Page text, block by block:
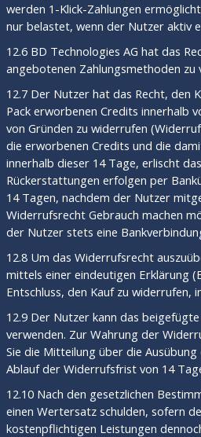
werden 1-Klick-Zahlungen
nur belastet, wenn der Nutzer aktiv
12.6 BD Technologies AG hat das
angebotenen Zahlungsmethoden zu
12.7 Der Nutzer hat das Recht, den
Pack erworbenen Credits innerhalb
von Gründen zu widerrufen
die erworbenen Credits und die
innerhalb dieser 14 Tage, erlischt
Rückerstattungen erfolgen per
14 Tagen, nachdem der Nutzer
Widerrufsrecht Gebrauch machen
der Nutzer stets eine
12.8 Um das Widerrufsrecht
mittels einer eindeutigen Erklärung
Entschluss, den Kauf zu widerrufen,
12.9 Der Nutzer kann das beigefügte
verwenden. Zur Wahrung der
Sie die Mitteilung über die
Ablauf der Widerrufsfrist von 14
12.10 Nach den gesetzlichen
einen Wertersatz schulden, sofern
kostenpflichtigen Leistungen